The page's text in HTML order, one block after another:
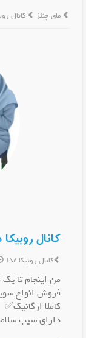
مای چنلز کانال
کانال
کانال روبیکا غذا
من اینجام تا
فروش انواع
کاملا ارگانیک✅
دارای سیب